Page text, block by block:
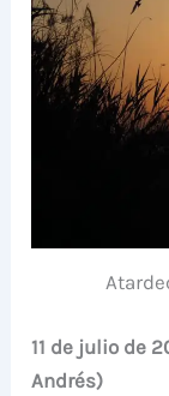
11 de julio de
Andrés)